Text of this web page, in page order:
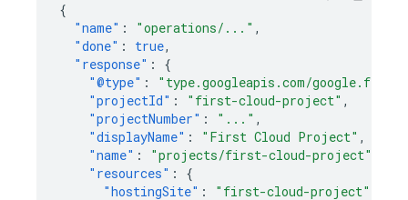
{
"name" : "operations/..." ,
"done" : true,
"response" :
{
"@type" :
"type.googleapis.com/
"projectId" : "first-cloud-project" ,
"projectNumber" : "..." ,
"displayName" : "First Cloud Project" ,
"name" : "projects/first-cloud-project"
"resources" :
{
"hostingSite" : "first-cloud-project"